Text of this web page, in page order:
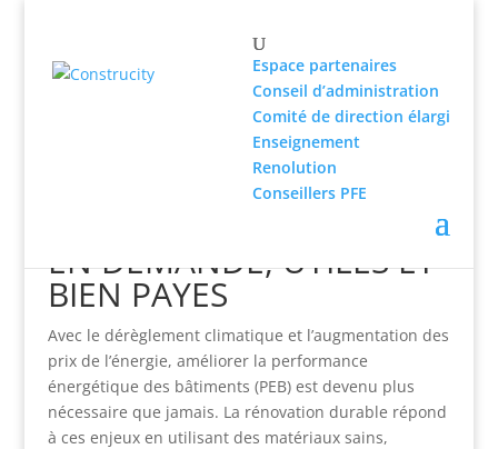
Espace partenaires
Conseil d’administration
Comité de direction élargi
Enseignement
Renolution
Conseillers PFE
LA RENOVATION
EN DEMANDE, UTILES ET
BIEN PAYES
Avec le dérèglement climatique et l’augmentation des
prix de l’énergie, améliorer la performance
énergétique des bâtiments (PEB) est devenu plus
nécessaire que jamais. La rénovation durable répond
à ces enjeux en utilisant des matériaux sains,